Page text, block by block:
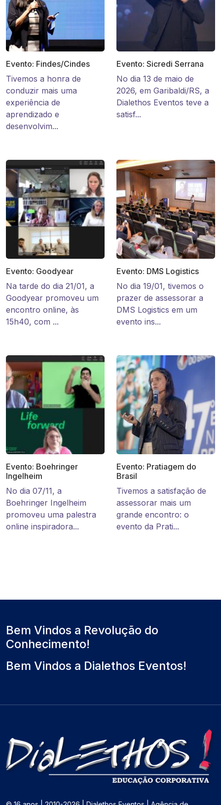
Evento: Findes/Cindes
Tivemos a honra de
conduzir mais uma
experiência de
aprendizado e
desenvolvim...
Evento: Sicredi Serrana
No dia 13 de maio de
2026, em Garibaldi/RS, a
Dialethos Eventos teve a
satisf...
Evento: Goodyear
Na tarde do dia 21/01, a
Goodyear promoveu um
encontro online, às
15h40, com ...
Evento: DMS Logistics
No dia 19/01, tivemos o
prazer de assessorar a
DMS Logistics em um
evento ins...
Evento: Boehringer
Ingelheim
No dia 07/11, a
Boehringer Ingelheim
promoveu uma palestra
online inspiradora...
Evento: Pratiagem do
Brasil
Tivemos a satisfação de
assessorar mais um
grande encontro: o
evento da Prati...
Bem Vindos a Revolução do
Conhecimento!
Bem Vindos a Dialethos Eventos!